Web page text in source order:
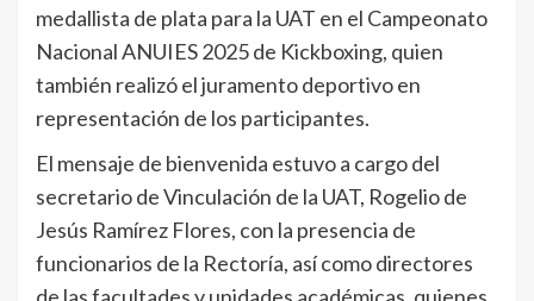
medallista de plata para la UAT en el Campeonato
Nacional ANUIES 2025 de Kickboxing, quien
también realizó el juramento deportivo en
representación de los participantes.
El mensaje de bienvenida estuvo a cargo del
secretario de Vinculación de la UAT, Rogelio de
Jesús Ramírez Flores, con la presencia de
funcionarios de la Rectoría, así como directores